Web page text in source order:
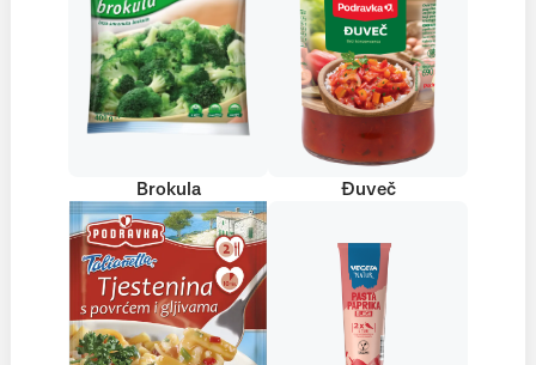
Brokula Đuveč